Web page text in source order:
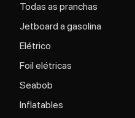
Todas as pranchas
Jetboard a gasolina
Elétrico
Foil elétricas
Seabob
Inflatables